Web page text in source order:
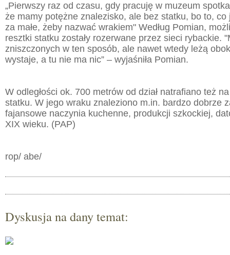
„Pierwszy raz od czasu, gdy pracuję w muzeum
że mamy potężne znalezisko, ale bez statku, bo to,
za małe, żeby nazwać wrakiem" Według Pomian,
resztki statku zostały rozerwane przez sieci rybackie.
zniszczonych w ten sposób, ale nawet wtedy leżą
wystaje, a tu nie ma nic” – wyjaśniła Pomian.
W odległości ok. 700 metrów od dział natrafiano też
statku. W jego wraku znaleziono m.in. bardzo dobrze
fajansowe naczynia kuchenne, produkcji szkockiej,
XIX wieku. (PAP)
rop/ abe/
Dyskusja na dany temat: